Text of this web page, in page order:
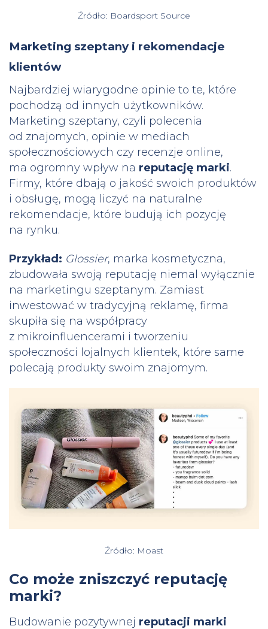
Źródło: Boardsport Source
Marketing szeptany i rekomendacje
klientów
Najbardziej wiarygodne opinie to te, które
pochodzą od innych użytkowników.
Marketing szeptany, czyli polecenia
od znajomych, opinie w mediach
społecznościowych czy recenzje online,
ma ogromny wpływ na reputację marki.
Firmy, które dbają o jakość swoich produktów
i obsługę, mogą liczyć na naturalne
rekomendacje, które budują ich pozycję
na rynku.
Przykład: Glossier, marka kosmetyczna,
zbudowała swoją reputację niemal wyłącznie
na marketingu szeptanym. Zamiast
inwestować w tradycyjną reklamę, firma
skupiła się na współpracy
z mikroinfluencerami i tworzeniu
społeczności lojalnych klientek, które same
polecają produkty swoim znajomym.
Źródło: Moast
Co może zniszczyć reputację
marki?
Budowanie pozytywnej reputacji marki